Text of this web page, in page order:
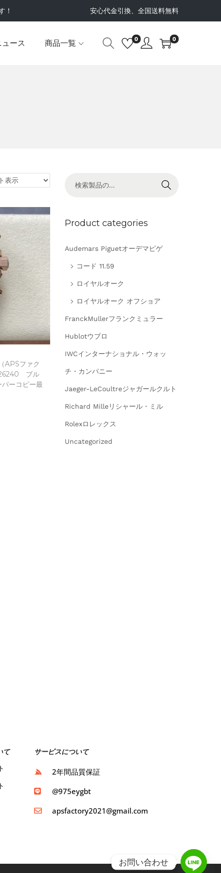
！ 安心代金引換、全国送料無料
ュース 商品一覧 0 0
APSファク
26240 ブル
ーコピー最
検索
Product categories
Audemars Piguetオーデマピゲ
コード 11.59
ロイヤルオーク
ロイヤルオーク オフショア
FranckMullerフランクミュラー
Hublotウブロ
IWCインターナショナル・ウォッ
チ・カンパニー
Jaeger-LeCoultreジャガールクルト
Richard Milleリシャール・ミル
Rolexロレックス
Uncategorized
て サービスについて
2年間品質保証
@975eygbt
apsfactory2021@gmail.com
お問い合わせ